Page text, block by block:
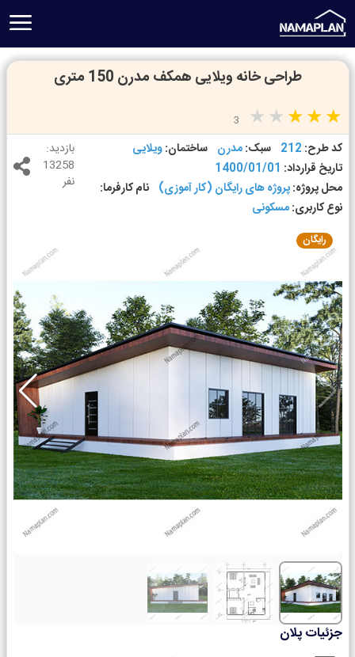
طراحی خانه ویلایی همکف مدرن 150 متری
3
کد طرح: 212 سبک:مدرن ساختمان:ویلایی
تاریخ قرارداد: 1400/01/01
محل پروژه:پروژه های رایگان (کار آموزی) نام کارفرما:
نوع کاربری:مسکونی
بازدید:
13258
نفر
رایگان
جزئیات پلان